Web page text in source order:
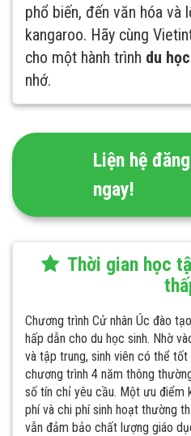
phổ biến, đến văn hóa
kangaroo. Hãy cùng
cho một hành trình du
nhớ.
Liện hệ
ngay!
Thời gian học
Chương trình Cử nhân Úc đào
hấp dẫn cho du học sinh. Nhờ
và tập trung, sinh viên có thể
chương trình 4 năm thông
số tín chỉ yêu cầu. Một ưu điểm
phí và chi phí sinh hoạt thường
vẫn đảm bảo chất lượng giáo